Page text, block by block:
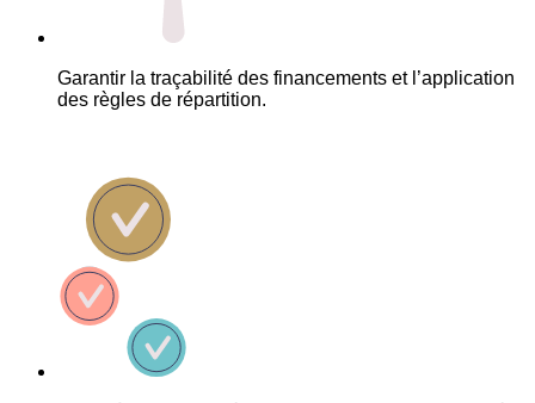
Garantir la traçabilité des financements et l’application
des règles de répartition.